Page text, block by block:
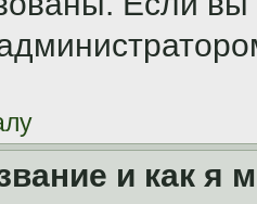
и как я